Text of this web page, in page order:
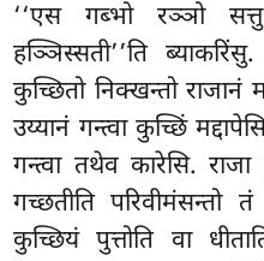
‘‘एस गब्भो रञ्ञो
हञ्ञिस्सती’’ति
कुच्छितो निक्खन्तो राजानं
उय्यानं गन्त्वा कुच्छिं
गन्त्वा तथेव कारेसि.
गच्छतीति परिवीमंसन्तो
कुच्छियं पुत्तोति वा